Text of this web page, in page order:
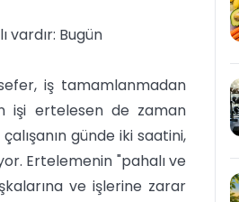
vardır: Bugün
iş tamamlanmadan
işi ertelesen de zaman
günde iki saatini,
Ertelemenin "pahalı ve
ve işlerine zarar